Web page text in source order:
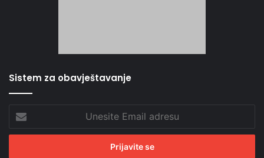
Sistem za obavještavanje
Email
adresu